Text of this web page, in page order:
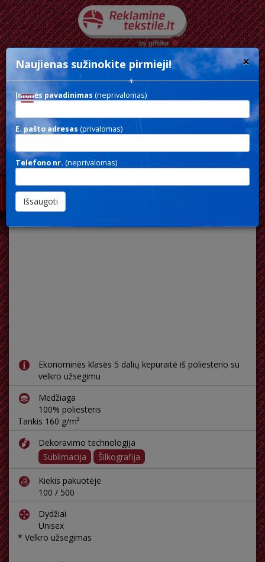
Toggle
ECONOMY CAP
Ekonominės klasės 5 dalių kepuraitė iš poliesterio su
velkro užsegimu
Medžiaga
100% poliesteris
Tankis 160 g/m²
Dekoravimo technologija
Sublimacija
Šilkografija
Kiekis pakuotėje
100 / 500
Dydžiai
Unisex
* Velkro užsegimas
×
Naujienas sužinokite pirmieji!
Įmonės pavadinimas (neprivalomas)
E. pašto adresas (privalomas)
Telefono nr. (neprivalomas)